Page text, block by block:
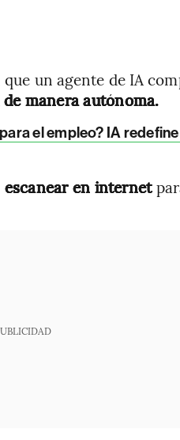
un agente de IA
manera autónoma.
el empleo? IA
escanear en internet